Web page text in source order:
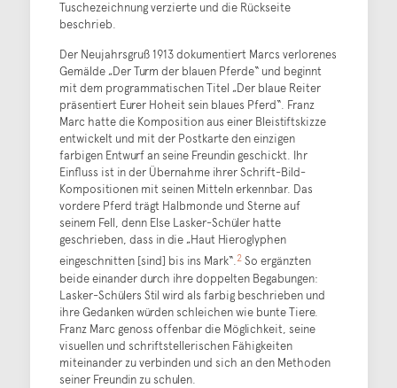
Tuschezeichnung verzierte und die Rückseite
beschrieb.
Der Neujahrsgruß 1913 dokumentiert Marcs verlorenes
Gemälde „Der Turm der blauen Pferde“ und beginnt
mit dem programmatischen Titel „Der blaue Reiter
präsentiert Eurer Hoheit sein blaues Pferd“. Franz
Marc hatte die Komposition aus einer Bleistiftskizze
entwickelt und mit der Postkarte den einzigen
farbigen Entwurf an seine Freundin geschickt. Ihr
Einfluss ist in der Übernahme ihrer Schrift-Bild-
Kompositionen mit seinen Mitteln erkennbar. Das
vordere Pferd trägt Halbmonde und Sterne auf
seinem Fell, denn Else Lasker-Schüler hatte
geschrieben, dass in die „Haut Hieroglyphen
eingeschnitten [sind] bis ins Mark“.2So ergänzten
beide einander durch ihre doppelten Begabungen:
Lasker-Schülers Stil wird als farbig beschrieben und
ihre Gedanken würden schleichen wie bunte Tiere.
Franz Marc genoss offenbar die Möglichkeit, seine
visuellen und schriftstellerischen Fähigkeiten
miteinander zu verbinden und sich an den Methoden
seiner Freundin zu schulen.